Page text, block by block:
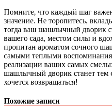
Помните, что каждый шаг
значение. Не торопитесь,
тогда ваш шашлычный дворик
вашего сада, местом силы и
пропитан ароматом сочного
самыми теплыми
реализации ваших самых
шашлычный дворик станет тем
хочется возвращаться!
Похожие записи